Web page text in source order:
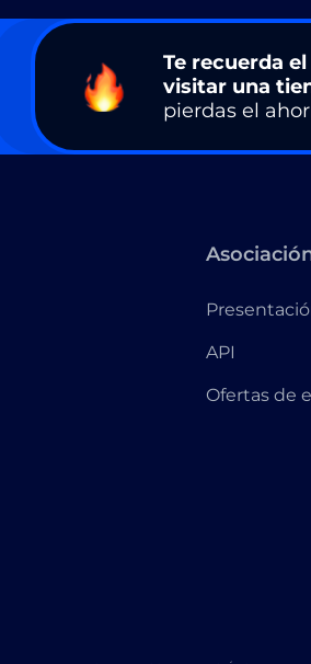
Te recuerda
visitar una
pierdas el
API
Ofertas de